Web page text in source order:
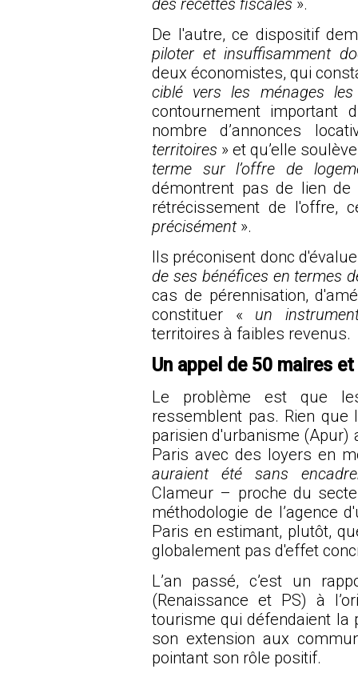
De l'autre, ce dispositif
piloter et insuffisamment
deux économistes, qui
ciblé vers les ménages
contournement important
nombre d’annonces
territoires » et qu’elle
terme sur l’offre de
démontrent pas de lien
rétrécissement de l'offre,
précisément ».
Ils préconisent donc
de ses bénéfices en termes
cas de pérennisation,
constituer « un
territoires à faibles revenus.
Un appel de 50 maires
Le problème est que
ressemblent pas. Rien que
parisien d'urbanisme (Apur)
Paris avec des loyers en
auraient été sans
Clameur – proche du
méthodologie de l’agence
Paris en estimant, plutôt,
globalement pas d'effet
L’an passé, c’est un
(Renaissance et PS) à
tourisme qui défendaient la
son extension aux
pointant son rôle positif.